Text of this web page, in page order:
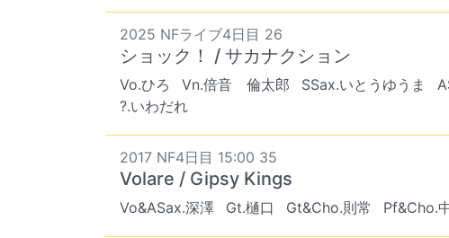
2025 NFライブ4日目 26
ショック！ / サカナクション
Vo.ひろ Vn.倍音 倫太郎 SSax.いとうゆうま
?.いわだれ
2017 NF4日目 15:00 35
Volare / Gipsy Kings
Vo&ASax.深澤 Gt.樋口 Gt&Cho.則常 Pf&Cho.